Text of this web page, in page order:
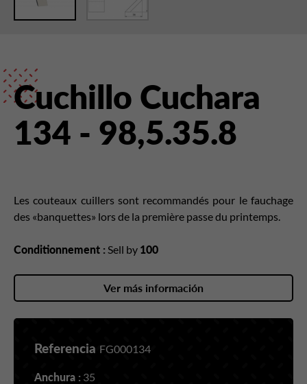
Cuchillo Cuchara
134 - 98,5.35.8
Les couteaux cuillers sont recommandés pour le fauchage
des «banquettes» lors de la première passe du printemps.
Conditionnement : Sell by 100
Ver más información
Referencia FG000134
Anchura : 35